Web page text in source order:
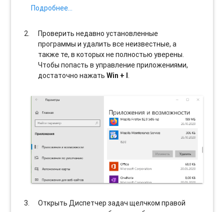
Подробнее…
Проверить недавно установленные
программы и удалить все неизвестные, а
также те, в которых не полностью уверены.
Чтобы попасть в управление приложениями,
достаточно нажатьWin + I.
Открыть Диспетчер задач щелчком правой